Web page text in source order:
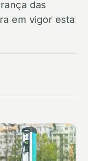
das
em vigor esta